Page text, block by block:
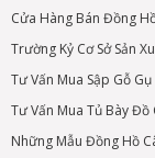
Cửa Hàng Bán Đồng
Trường Kỷ Cơ Sở Sản
Tư Vấn Mua Sập Gỗ
Tư Vấn Mua Tủ Bày Đồ
Những Mẫu Đồng Hồ